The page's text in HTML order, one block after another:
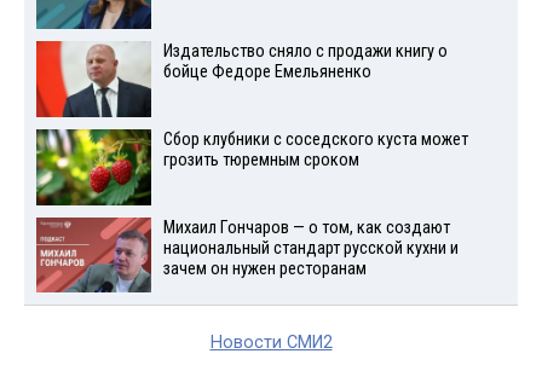
Издательство сняло с продажи книгу о
бойце Федоре Емельяненко
Сбор клубники с соседского куста может
грозить тюремным сроком
Михаил Гончаров — о том, как создают
национальный стандарт русской кухни и
зачем он нужен ресторанам
Новости СМИ2